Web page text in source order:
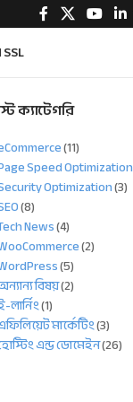
ক্যাটেগরি
(11)
Speed Optimization
Optimization(3)
(8)
News(4)
(2)
(5)
বিষয়(2)
লার্নিং(1)
মার্কেটিং(3)
এন্ড ডোমেইন(26)